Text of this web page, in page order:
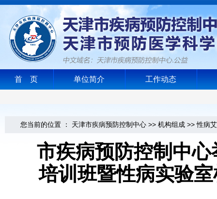
首 页 单位简介 工作动态
您当前的位置 ： 天津市疾病预防控制中心 >> 机构组成 >>性病
市疾病预防控制中
培训班暨性病实验